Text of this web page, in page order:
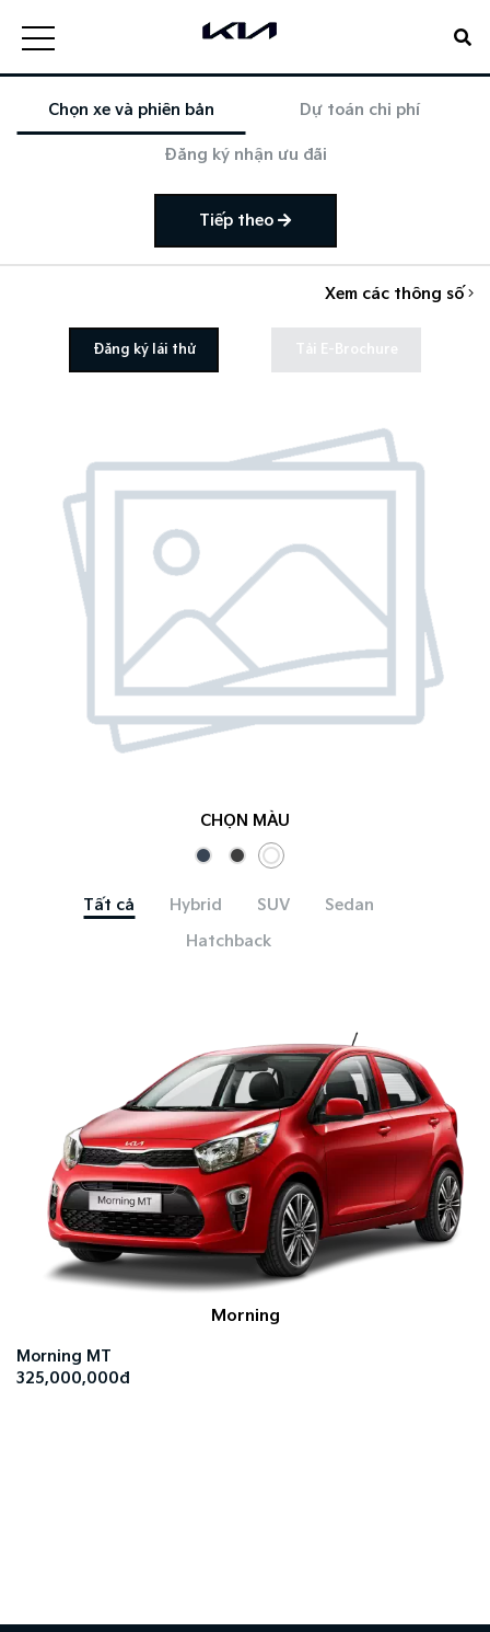
Chọn xe và phiên bản Dự toán chi phí
Đăng ký nhận ưu đãi
Tiếp theo
Xem các thông số
Đăng ký lái thử Tải E-Brochure
CHỌN MÀU
Tất cả Hybrid SUV
Sedan
Hatchback
Morning
Morning MT
325,000,000đ